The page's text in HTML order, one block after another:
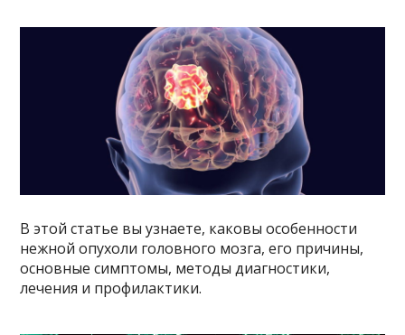
В этой статье вы узнаете, каковы особенности
нежной опухоли головного мозга, его причины,
основные симптомы, методы диагностики,
лечения и профилактики.